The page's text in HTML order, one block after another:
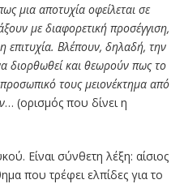
μια αποτυχία οφείλεται σε
με διαφορετική προσέγγιση,
επιτυχία. Βλέπουν, δηλαδή, την
διορθωθεί και θεωρούν πως το
τους μειονέκτημα από
… (ορισμός που δίνει η
Είναι σύνθετη λέξη: αίσιος
που τρέφει ελπίδες για το